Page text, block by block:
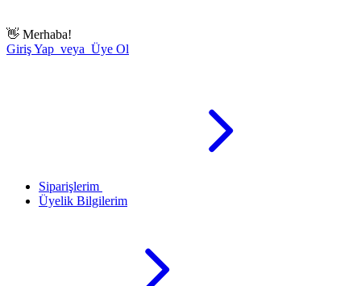
👋 Merhaba!
Giriş Yap veya Üye Ol
Siparişlerim
Üyelik Bilgilerim